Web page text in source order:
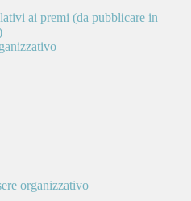
ai premi (da pubblicare in
organizzativo